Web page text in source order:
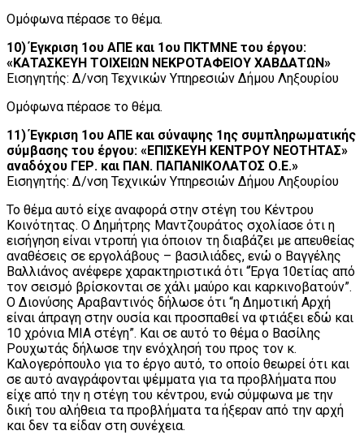
Ομόφωνα πέρασε το θέμα.
10) Έγκριση 1ου ΑΠΕ και 1ου ΠΚΤΜΝΕ του έργου:
«ΚΑΤΑΣΚΕΥΗ ΤΟΙΧΕΙΩΝ ΝΕΚΡΟΤΑΦΕΙΟΥ ΧΑΒΔΑΤΩΝ»
Εισηγητής: Δ/νση Τεχνικών Υπηρεσιών Δήμου Ληξουρίου
Ομόφωνα πέρασε το θέμα.
11) Έγκριση 1ου ΑΠΕ και σύναψης 1ης συμπληρωματικής
σύμβασης του έργου: «ΕΠΙΣΚΕΥΗ ΚΕΝΤΡΟΥ ΝΕΟΤΗΤΑΣ»
αναδόχου ΓΕΡ. και ΠΑΝ. ΠΑΠΑΝΙΚΟΛΑΤΟΣ Ο.Ε.»
Εισηγητής: Δ/νση Τεχνικών Υπηρεσιών Δήμου Ληξουρίου
Το θέμα αυτό είχε αναφορά στην στέγη του Κέντρου
Κοινότητας. Ο Δημήτρης Μαντζουράτος σχολίασε ότι η
εισήγηση είναι ντροπή για όποιον τη διαβάζει με απευθείας
αναθέσεις σε εργολάβους – βασιλιάδες, ενώ ο Βαγγέλης
Βαλλιάνος ανέφερε χαρακτηριστικά ότι “Έργα 10ετίας από
τον σεισμό βρίσκονται σε χάλι μαύρο και καρκινοβατούν”.
Ο Διονύσης Αραβαντινός δήλωσε ότι “η Δημοτική Αρχή
είναι άπραγη στην ουσία και προσπαθεί να φτιάξει εδώ και
10 χρόνια ΜΙΑ στέγη”. Και σε αυτό το θέμα ο Βασίλης
Ρουχωτάς δήλωσε την ενόχλησή του προς τον κ.
Καλογερόπουλο για το έργο αυτό, το οποίο θεωρεί ότι και
σε αυτό αναγράφονται ψέμματα για τα προβλήματα που
είχε από την η στέγη του κέντρου, ενώ σύμφωνα με την
δική του αλήθεια τα προβλήματα τα ήξεραν από την αρχή
και δεν τα είδαν στη συνέχεια.